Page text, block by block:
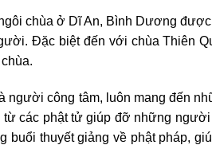
chùa ở Dĩ An, Bình Dương
Đặc biệt đến với chùa Thiên
công tâm, luôn mang đến
các phật tử giúp đỡ những
thuyết giảng về phật pháp,